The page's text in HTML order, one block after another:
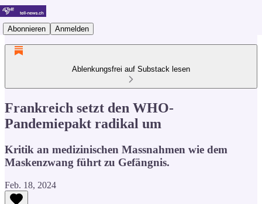
Abonnieren Anmelden
Ablenkungsfrei auf Substack lesen
Frankreich setzt den WHO-
Pandemiepakt radikal um
Kritik an medizinischen Massnahmen wie dem
Maskenzwang führt zu Gefängnis.
Feb. 18, 2024